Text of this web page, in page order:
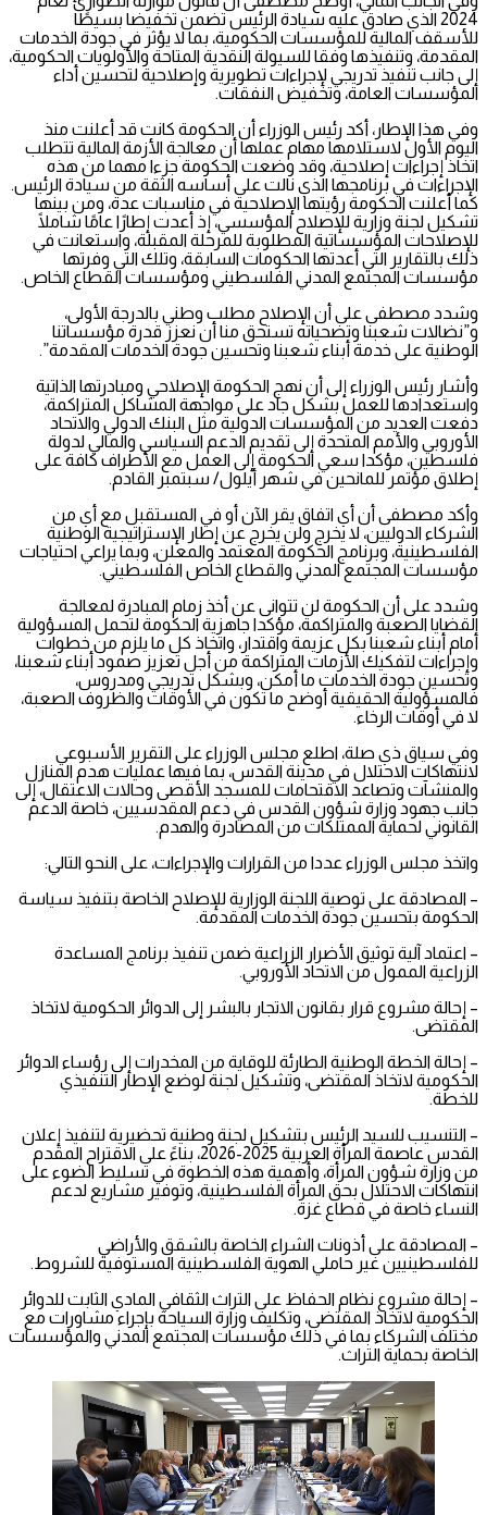
2024 الذي صادق عليه سيادة الرئيس تضمن تخفيضا بسيطًا
للأسقف المالية للمؤسسات الحكومية، بما لا يؤثر في جودة الخدمات
المقدمة، وتنفيذها وفقا للسيولة النقدية المتاحة والأولويات الحكومية،
إلى جانب تنفيذ تدريجي لإجراءات تطويرية وإصلاحية لتحسين أداء
المؤسسات العامة، وتخفيض النفقات.
وفي هذا الإطار، أكد رئيس الوزراء أن الحكومة كانت قد أعلنت منذ
اليوم الأول لاستلامها مهام عملها أن معالجة الأزمة المالية تتطلب
اتخاذ إجراءات إصلاحية، وقد وضعت الحكومة جزءا مهما من هذه
الإجراءات في برنامجها الذي نالت على أساسه الثقة من سيادة الرئيس.
كما أعلنت الحكومة رؤيتها الإصلاحية في مناسبات عدة، ومن بينها
تشكيل لجنة وزارية للإصلاح المؤسسي، إذ أعدت إطارًا عامًا شاملًا
للإصلاحات المؤسساتية المطلوبة للمرحلة المقبلة، واستعانت في
ذلك بالتقارير التي أعدتها الحكومات السابقة، وتلك التي وفرتها
مؤسسات المجتمع المدني الفلسطيني ومؤسسات القطاع الخاص.
وشدد مصطفى على أن الإصلاح مطلب وطني بالدرجة الأولى،
و”نضالات شعبنا وتضحياته تستحق منا أن نعزز قدرة مؤسساتنا
الوطنية على خدمة أبناء شعبنا وتحسين جودة الخدمات المقدمة”.
وأشار رئيس الوزراء إلى أن نهج الحكومة الإصلاحي ومبادرتها الذاتية
واستعدادها للعمل بشكل جاد على مواجهة المشاكل المتراكمة،
دفعت العديد من المؤسسات الدولية مثل البنك الدولي والاتحاد
الأوروبي والأمم المتحدة إلى تقديم الدعم السياسي والمالي لدولة
فلسطين، مؤكدا سعي الحكومة إلى العمل مع الأطراف كافة على
إطلاق مؤتمر للمانحين في شهر أيلول/ سبتمبر القادم.
وأكد مصطفى أن أي اتفاق يقر الآن أو في المستقبل مع أي من
الشركاء الدوليين، لا يخرج ولن يخرج عن إطار الإستراتيجية الوطنية
الفلسطينية، وبرنامج الحكومة المعتمد والمعلن، وبما يراعي احتياجات
مؤسسات المجتمع المدني والقطاع الخاص الفلسطيني.
وشدد على أن الحكومة لن تتوانى عن أخذ زمام المبادرة لمعالجة
القضايا الصعبة والمتراكمة، مؤكدا جاهزية الحكومة لتحمل المسؤولية
أمام أبناء شعبنا بكل عزيمة واقتدار، واتخاذ كل ما يلزم من خطوات
وإجراءات لتفكيك الأزمات المتراكمة من أجل تعزيز صمود أبناء شعبنا،
وتحسين جودة الخدمات ما أمكن، وبشكل تدريجي ومدروس،
فالمسؤولية الحقيقية أوضح ما تكون في الأوقات والظروف الصعبة،
لا في أوقات الرخاء.
وفي سياق ذي صلة، اطلع مجلس الوزراء على التقرير الأسبوعي
لانتهاكات الاحتلال في مدينة القدس، بما فيها عمليات هدم المنازل
والمنشآت وتصاعد الاقتحامات للمسجد الأقصى وحالات الاعتقال، إلى
جانب جهود وزارة شؤون القدس في دعم المقدسيين، خاصة الدعم
القانوني لحماية الممتلكات من المصادرة والهدم.
واتخذ مجلس الوزراء عددا من القرارات والإجراءات، على النحو التالي:
– المصادقة على توصية اللجنة الوزارية للإصلاح الخاصة بتنفيذ سياسة
الحكومة بتحسين جودة الخدمات المقدمة.
– اعتماد آلية توثيق الأضرار الزراعية ضمن تنفيذ برنامج المساعدة
الزراعية الممول من الاتحاد الأوروبي.
– إحالة مشروع قرار بقانون الاتجار بالبشر إلى الدوائر الحكومية لاتخاذ
المقتضى.
– إحالة الخطة الوطنية الطارئة للوقاية من المخدرات إلى رؤساء الدوائر
الحكومية لاتخاذ المقتضى، وتشكيل لجنة لوضع الإطار التنفيذي
للخطة.
– التنسيب للسيد الرئيس بتشكيل لجنة وطنية تحضيرية لتنفيذ إعلان
القدس عاصمة المرأة العربية 2025-2026، بناءً على الاقتراح المقدم
من وزارة شؤون المرأة، وأهمية هذه الخطوة في تسليط الضوء على
انتهاكات الاحتلال بحق المرأة الفلسطينية، وتوفير مشاريع لدعم
النساء خاصة في قطاع غزة.
– المصادقة على أذونات الشراء الخاصة بالشقق والأراضي
للفلسطينيين غير حاملي الهوية الفلسطينية المستوفية للشروط.
– إحالة مشروع نظام الحفاظ على التراث الثقافي المادي الثابت للدوائر
الحكومية لاتخاذ المقتضى، وتكليف وزارة السياحة بإجراء مشاورات مع
مختلف الشركاء بما في ذلك مؤسسات المجتمع المدني والمؤسسات
الخاصة بحماية التراث.